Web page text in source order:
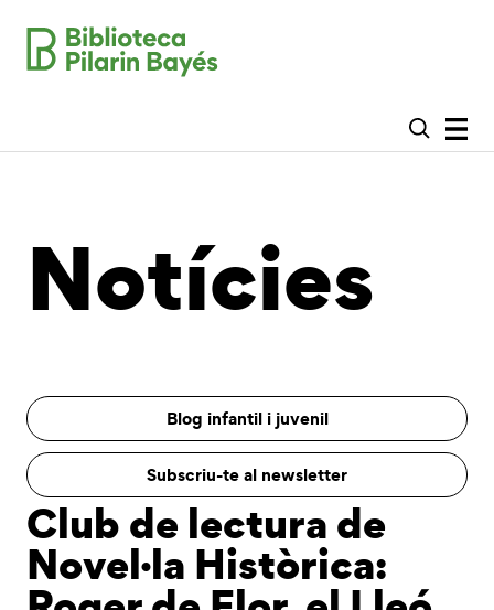
Notícies
Blog infantil i juvenil
Subscriu-te al newsletter
Club de lectura de
Novel·la Històrica: